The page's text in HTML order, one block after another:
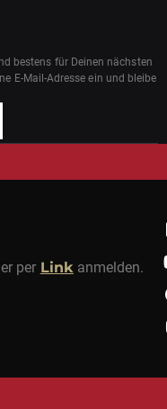
bestens für Deinen nächsten
E-Mail-Adresse ein und bleibe
per Link anmelden.